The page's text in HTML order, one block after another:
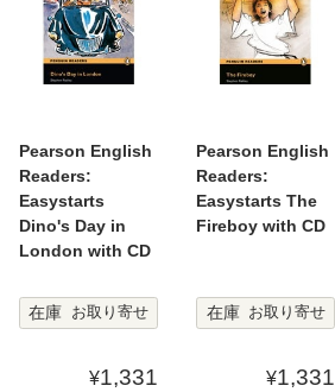
Pearson English
Readers:
Easystarts
Dino's Day in
London with CD
在庫 お取り寄せ
¥1,331
Pearson English
Readers:
Easystarts The
Fireboy with CD
在庫 お取り寄せ
¥1,331